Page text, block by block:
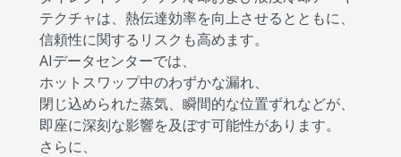
テクチャは、熱伝達効率を向上させるとともに、
信頼性に関するリスクも高めます。
AIデータセンターでは、
ホットスワップ中のわずかな漏れ、
閉じ込められた蒸気、瞬間的な位置ずれなどが、
即座に深刻な影響を及ぼす可能性があります。
さらに、